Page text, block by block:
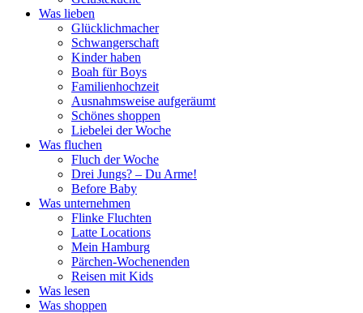
Was lieben
Glücklichmacher
Schwangerschaft
Kinder haben
Boah für Boys
Familienhochzeit
Ausnahmsweise aufgeräumt
Schönes shoppen
Liebelei der Woche
Was fluchen
Fluch der Woche
Drei Jungs? – Du Arme!
Before Baby
Was unternehmen
Flinke Fluchten
Latte Locations
Mein Hamburg
Pärchen-Wochenenden
Reisen mit Kids
Was lesen
Was shoppen